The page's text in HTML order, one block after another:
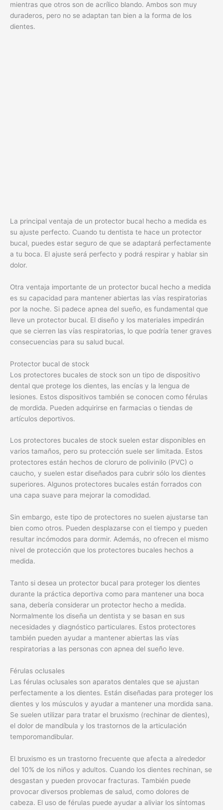
mientras que otros son de acrílico blando. Ambos son muy
duraderos, pero no se adaptan tan bien a la forma de los
dientes.
La principal ventaja de un protector bucal hecho a medida es
su ajuste perfecto. Cuando tu dentista te hace un protector
bucal, puedes estar seguro de que se adaptará perfectamente
a tu boca. El ajuste será perfecto y podrá respirar y hablar sin
dolor.
Otra ventaja importante de un protector bucal hecho a medida
es su capacidad para mantener abiertas las vías respiratorias
por la noche. Si padece apnea del sueño, es fundamental que
lleve un protector bucal. El diseño y los materiales impedirán
que se cierren las vías respiratorias, lo que podría tener graves
consecuencias para su salud bucal.
Protector bucal de stock
Los protectores bucales de stock son un tipo de dispositivo
dental que protege los dientes, las encías y la lengua de
lesiones. Estos dispositivos también se conocen como férulas
de mordida. Pueden adquirirse en farmacias o tiendas de
artículos deportivos.
Los protectores bucales de stock suelen estar disponibles en
varios tamaños, pero su protección suele ser limitada. Estos
protectores están hechos de cloruro de polivinilo (PVC) o
caucho, y suelen estar diseñados para cubrir sólo los dientes
superiores. Algunos protectores bucales están forrados con
una capa suave para mejorar la comodidad.
Sin embargo, este tipo de protectores no suelen ajustarse tan
bien como otros. Pueden desplazarse con el tiempo y pueden
resultar incómodos para dormir. Además, no ofrecen el mismo
nivel de protección que los protectores bucales hechos a
medida.
Tanto si desea un protector bucal para proteger los dientes
durante la práctica deportiva como para mantener una boca
sana, debería considerar un protector hecho a medida.
Normalmente los diseña un dentista y se basan en sus
necesidades y diagnóstico particulares. Estos protectores
también pueden ayudar a mantener abiertas las vías
respiratorias a las personas con apnea del sueño leve.
Férulas oclusales
Las férulas oclusales son aparatos dentales que se ajustan
perfectamente a los dientes. Están diseñadas para proteger los
dientes y los músculos y ayudar a mantener una mordida sana.
Se suelen utilizar para tratar el bruxismo (rechinar de dientes),
el dolor de mandíbula y los trastornos de la articulación
temporomandibular.
El bruxismo es un trastorno frecuente que afecta a alrededor
del 10% de los niños y adultos. Cuando los dientes rechinan, se
desgastan y pueden provocar fracturas. También puede
provocar diversos problemas de salud, como dolores de
cabeza. El uso de férulas puede ayudar a aliviar los síntomas